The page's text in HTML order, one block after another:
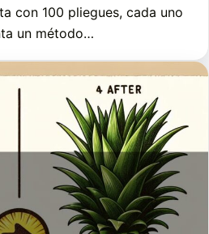
con 100 pliegues, cada uno
un método…